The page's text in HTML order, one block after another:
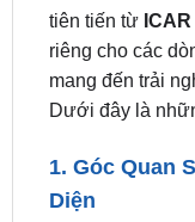
mang đến trải
Dưới đây là
1. Góc Quan
Góc nhìn
cung cấp tầm